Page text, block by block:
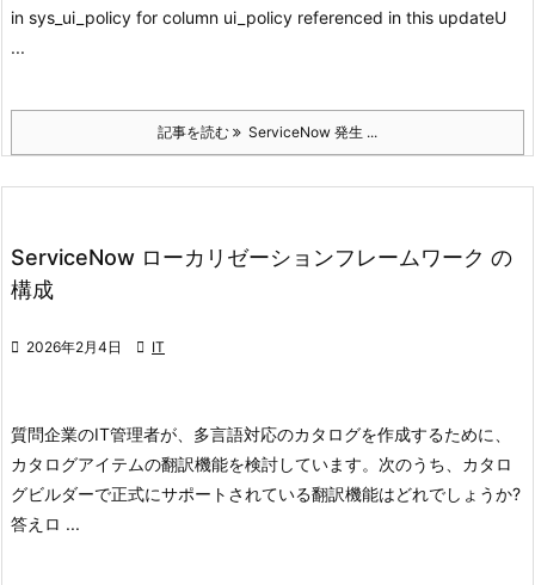
in sys_ui_policy for column ui_policy referenced in this updateU
...
記事を読む ServiceNow 発生 ...
ServiceNow ローカリゼーションフレームワーク の
構成
 2026年2月4日  IT
質問企業のIT管理者が、多言語対応のカタログを作成するために、
カタログアイテムの翻訳機能を検討しています。 次のうち、カタロ
グビルダーで正式にサポートされている翻訳機能はどれでしょうか?
答え ロ ...